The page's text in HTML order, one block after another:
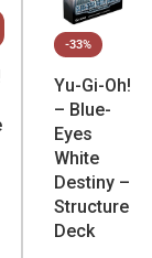
-33%
Yu-Gi-Oh!
– Blue-
Eyes
White
Destiny –
Structure
Deck